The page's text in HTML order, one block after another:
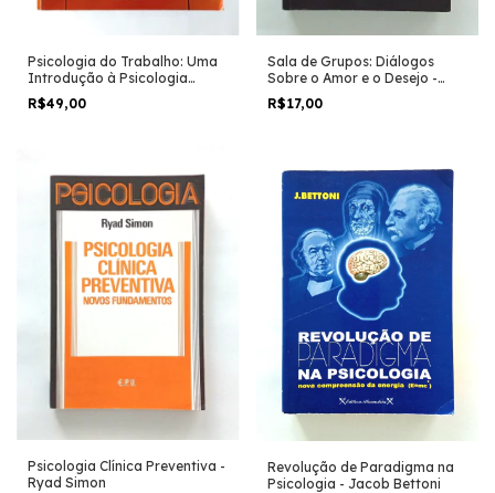
Psicologia do Trabalho: Uma
Introdução à Psicologia
Industrial / Organizacional -
Diane Krumm
R$49,00
Sala de Grupos: Diálogos
Sobre o Amor e o Desejo -
Carlos R. Briganti
R$17,00
Psicologia Clínica Preventiva -
Ryad Simon
Revolução de Paradigma na
Psicologia - Jacob Bettoni